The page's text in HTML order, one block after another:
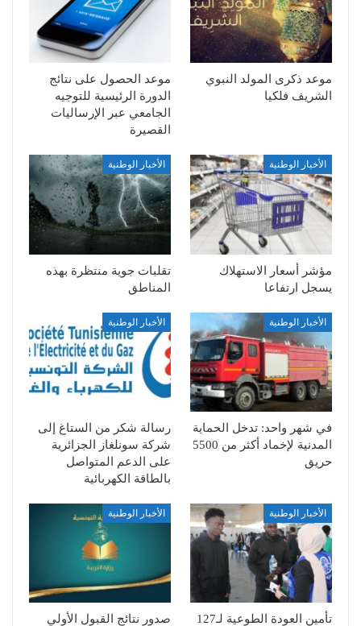
موعد ذكرى المولد النبوي
الشريف فلكيا
موعد الحصول على نتائج
الدورة الرئيسية للتوجيه
الجامعي عبر الإرساليات
القصيرة
الأخبار الوطنية
مؤشر أسعار الاستهلاك
يسجل ارتفاعا
الأخبار الوطنية
تقلبات جوية منتظرة بهذه
المناطق
الأخبار الوطنية
في شهر واحد: تدخل الحماية
المدنية لإخماد أكثر من 5500
حريق
الأخبار الوطنية
رسالة شكر من الستاغ إلى
شركة سونلغاز الجزائرية
على الدعم المتواصل
بالطاقة الكهربائية
الأخبار الوطنية
تأمين العودة الطوعية لـ127
الأخبار الوطنية
صدور نتائج القبول الأولي